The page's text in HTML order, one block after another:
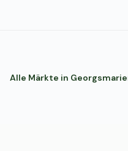
Alle Märkte in